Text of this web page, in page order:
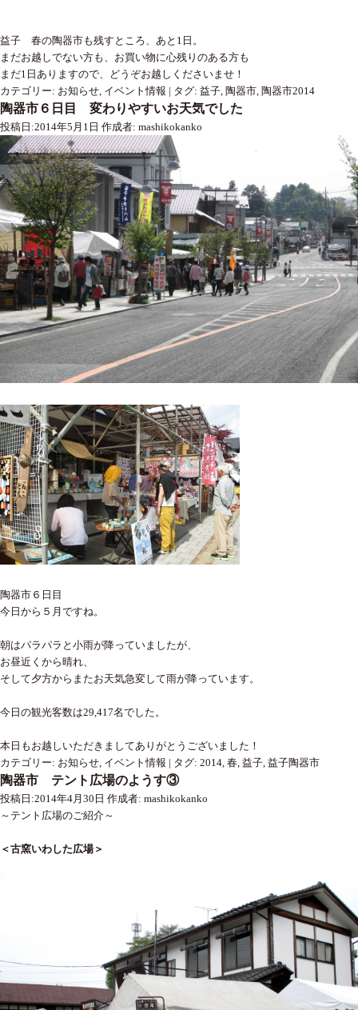
益子 春の陶器市も残すところ、あと1日。
まだお越しでない方も、お買い物に心残りのある方も
まだ1日ありますので、どうぞお越しくださいませ！
カテゴリー: お知らせ, イベント情報 | タグ: 益子, 陶器市, 陶器市2014
陶器市６日目 変わりやすいお天気でした
投稿日:2014年5月1日 作成者: mashikokanko
陶器市６日目
今日から５月ですね。
朝はパラパラと小雨が降っていましたが、
お昼近くから晴れ、
そして夕方からまたお天気急変して雨が降っています。
今日の観光客数は29,417名でした。
本日もお越しいただきましてありがとうございました！
カテゴリー: お知らせ, イベント情報 | タグ: 2014, 春, 益子, 益子陶器市
陶器市 テント広場のようす③
投稿日:2014年4月30日 作成者: mashikokanko
～テント広場のご紹介～
＜古窯いわした広場＞